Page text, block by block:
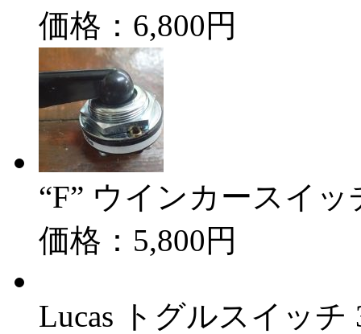
価格：6,800円
“F” ウインカースイッ
価格：5,800円
Lucas トグルスイッチ